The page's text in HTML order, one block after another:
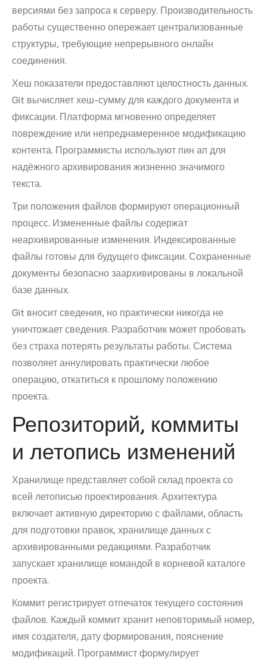
версиями без запроса к серверу. Производительность
работы существенно опережает централизованные
структуры, требующие непрерывного онлайн
соединения.
Хеш показатели предоставляют целостность данных.
Git вычисляет хеш-сумму для каждого документа и
фиксации. Платформа мгновенно определяет
повреждение или непреднамеренное модификацию
контента. Программисты используют пин ап для
надёжного архивирования жизненно значимого
текста.
Три положения файлов формируют операционный
процесс. Измененные файлы содержат
неархивированные изменения. Индексированные
файлы готовы для будущего фиксации. Сохраненные
документы безопасно заархивированы в локальной
базе данных.
Git вносит сведения, но практически никогда не
уничтожает сведения. Разработчик может пробовать
без страха потерять результаты работы. Система
позволяет аннулировать практически любое
операцию, откатиться к прошлому положению
проекта.
Репозиторий, коммиты
и летопись изменений
Хранилище представляет собой склад проекта со
всей летописью проектирования. Архитектура
включает активную директорию с файлами, область
для подготовки правок, хранилище данных с
архивированными редакциями. Разработчик
запускает хранилище командой в корневой каталоге
проекта.
Коммит регистрирует отпечаток текущего состояния
файлов. Каждый коммит хранит неповторимый номер,
имя создателя, дату формирования, пояснение
модификаций. Программист формулирует